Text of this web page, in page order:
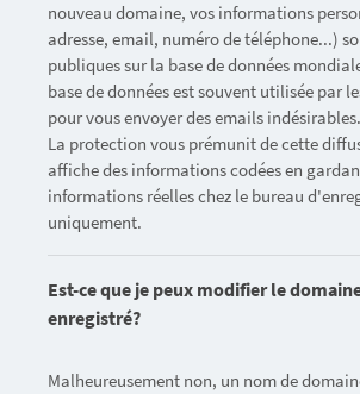
nouveau domaine, vos informations
adresse, email, numéro de téléphone...)
publiques sur la base de données
base de données est souvent utilisée par
pour vous envoyer des emails indésirables.
La protection vous prémunit de cette
affiche des informations codées en
informations réelles chez le bureau
uniquement.
Est-ce que je peux modifier le
enregistré?
Malheureusement non, un nom de